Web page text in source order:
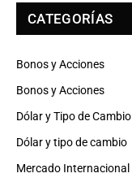
CATEGORÍAS
Bonos y Acciones
Bonos y Acciones
Dólar y Tipo de Cambio
Dólar y tipo de cambio
Mercado Internacional